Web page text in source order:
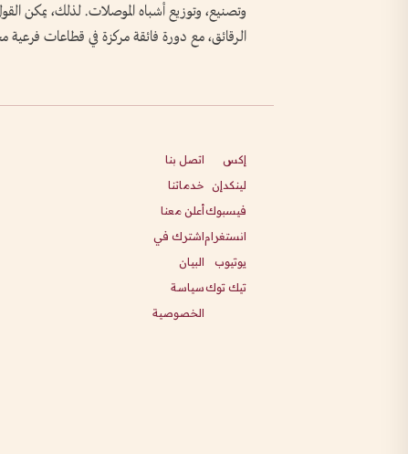
وتصنيع، وتوزيع أشباه الموصلات. لذلك، يمكن
الرقائق، مع دورة فائقة مركزة في قطاعات فرعية
إكس
لينكدإن
فيسبوك
انستغرام
يوتيوب
تيك توك
اتصل بنا
خدماتنا
أعلن معنا
اشترك في
البيان
سياسة
الخصوصية